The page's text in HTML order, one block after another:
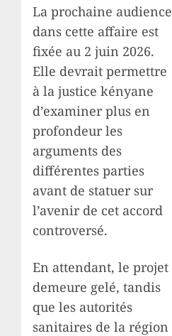
La prochaine audience
dans cette affaire est
fixée au 2 juin 2026.
Elle devrait permettre
à la justice kényane
d’examiner plus en
profondeur les
arguments des
différentes parties
avant de statuer sur
l’avenir de cet accord
controversé.
En attendant, le projet
demeure gelé, tandis
que les autorités
sanitaires de la région